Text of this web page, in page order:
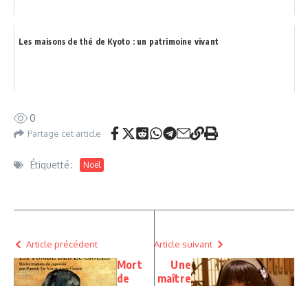
Les maisons de thé de Kyoto : un patrimoine vivant
0
Partage cet article
Étiquetté : Noël
Article précédent
Mort
de
Article suivant
Une
maître